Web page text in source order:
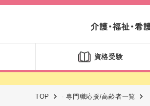
資格受験
TOP - 専門職応援/高齢者一覧